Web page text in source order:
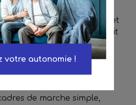
cadre de marche est utilisé
fixe et légère permet
facile. De plus, elle garantit
et rend le dispositif
types de
de marche : les
de marche simple,
votre autonomie !